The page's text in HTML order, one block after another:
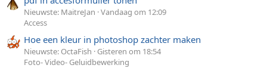
Nieuwste: MaitreJan Vandaag om 12:09
Access
Hoe een kleur in photoshop zachter maken
Nieuwste: OctaFish
Gisteren om 18:54
Foto- Video- Geluidbewerking